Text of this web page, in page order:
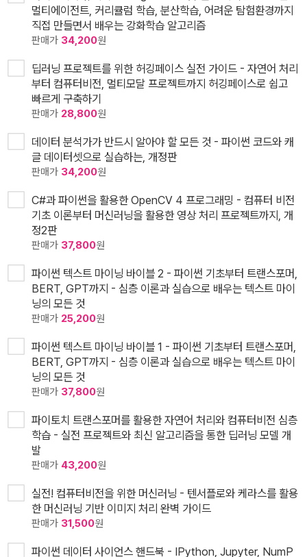
멀티에이전트, 커리큘럼 학습, 분산학습, 어려운 탐험환경까지
직접 만들면서 배우는 강화학습 알고리즘
판매가 34,200원
딥러닝 프로젝트를 위한 허깅페이스 실전 가이드 - 자연어 처리
부터 컴퓨터비전, 멀티모달 프로젝트까지 허깅페이스로 쉽고
빠르게 구축하기
판매가 28,800원
데이터 분석가가 반드시 알아야 할 모든 것 - 파이썬 코드와 캐
글 데이터셋으로 실습하는, 개정판
판매가 34,200원
C#과 파이썬을 활용한 OpenCV 4 프로그래밍 - 컴퓨터 비전
기초 이론부터 머신러닝을 활용한 영상 처리 프로젝트까지, 개
정2판
판매가 37,800원
파이썬 텍스트 마이닝 바이블 2 - 파이썬 기초부터 트랜스포머,
BERT, GPT까지 - 심층 이론과 실습으로 배우는 텍스트 마이
닝의 모든 것
판매가 25,200원
파이썬 텍스트 마이닝 바이블 1 - 파이썬 기초부터 트랜스포머,
BERT, GPT까지 - 심층 이론과 실습으로 배우는 텍스트 마이
닝의 모든 것
판매가 37,800원
파이토치 트랜스포머를 활용한 자연어 처리와 컴퓨터비전 심층
학습 - 실전 프로젝트와 최신 알고리즘을 통한 딥러닝 모델 개
발
판매가 43,200원
실전! 컴퓨터비전을 위한 머신러닝 - 텐서플로와 케라스를 활용
한 머신러닝 기반 이미지 처리 완벽 가이드
판매가 31,500원
파이썬 데이터 사이언스 핸드북 - IPython, Jupyter, NumP